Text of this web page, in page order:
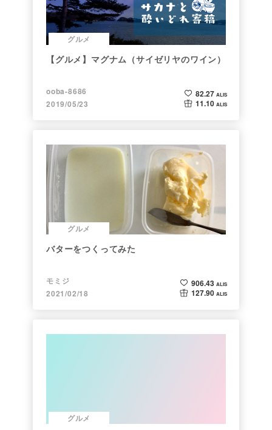
グルメ
【グルメ】マグナム（サイゼリヤのワイン）
ooba-8686
2019/05/23
82.27 ALIS
11.10 ALIS
グルメ
バターをつくってみた
モミジ
2021/02/18
906.43 ALIS
127.90 ALIS
グルメ